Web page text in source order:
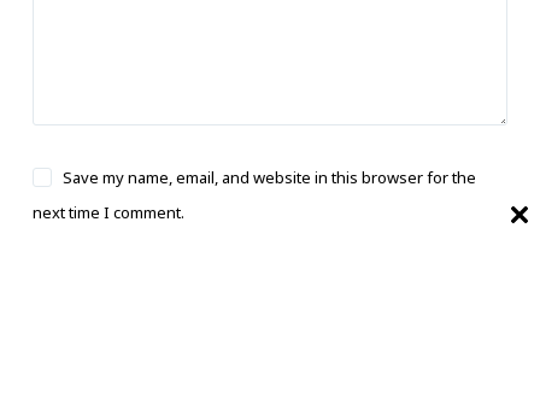
Save my name, email, and website in this browser for the
next time I comment.